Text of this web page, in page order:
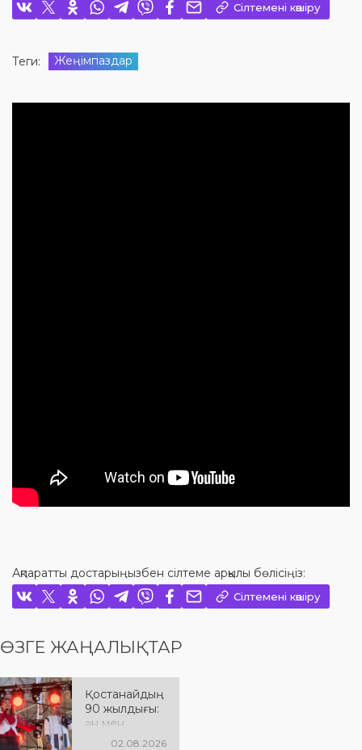
Сілтемені көшіру
Теги: Жеңімпаздар
Ақпаратты достарыңызбен сілтеме арқылы бөлісіңіз:
Сілтемені көшіру
ӨЗГЕ ЖАҢАЛЫҚТАР
Қостанайдың
90 жылдығы:
ән мен
әсерге толы
02.08.2026